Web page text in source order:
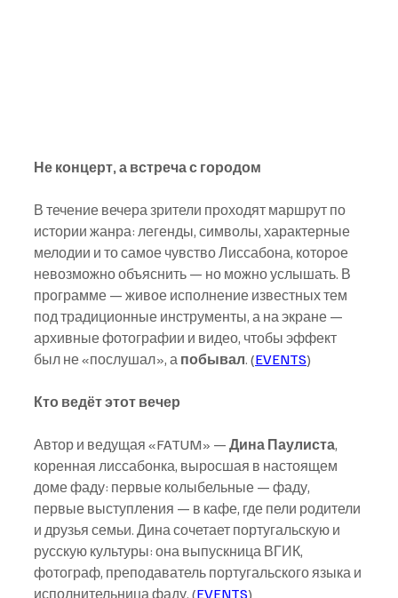
Не концерт, а встреча с городом
В течение вечера зрители проходят маршрут по
истории жанра: легенды, символы, характерные
мелодии и то самое чувство Лиссабона, которое
невозможно объяснить — но можно услышать. В
программе — живое исполнение известных тем
под традиционные инструменты, а на экране —
архивные фотографии и видео, чтобы эффект
был не «послушал», а побывал. (EVENTS)
Кто ведёт этот вечер
Автор и ведущая «FATUM» — Дина Паулиста,
коренная лиссабонка, выросшая в настоящем
доме фаду: первые колыбельные — фаду,
первые выступления — в кафе, где пели родители
и друзья семьи. Дина сочетает португальскую и
русскую культуры: она выпускница ВГИК,
фотограф, преподаватель португальского языка и
исполнительница фаду. (EVENTS)